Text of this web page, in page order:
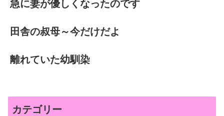
急に妻が優しくなったのです
田舎の叔母～今だけだよ
離れていた幼馴染
カテゴリー